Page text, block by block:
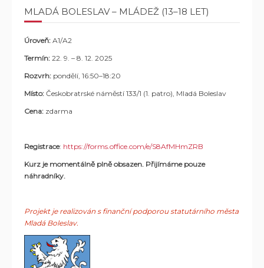
MLADÁ BOLESLAV – MLÁDEŽ (13–18 LET)
Úroveň: A1/A2
Termín: 22. 9. – 8. 12. 2025
Rozvrh: pondělí, 16:50–18:20
Místo: Českobratrské náměstí 133/1 (1. patro), Mladá Boleslav
Cena: zdarma
Registrace: https://forms.office.com/e/S8AfMHmZRB
Kurz je momentálně plně obsazen. Přijímáme pouze
náhradníky.
Projekt je realizován s finanční podporou statutárního města
Mladá Boleslav.